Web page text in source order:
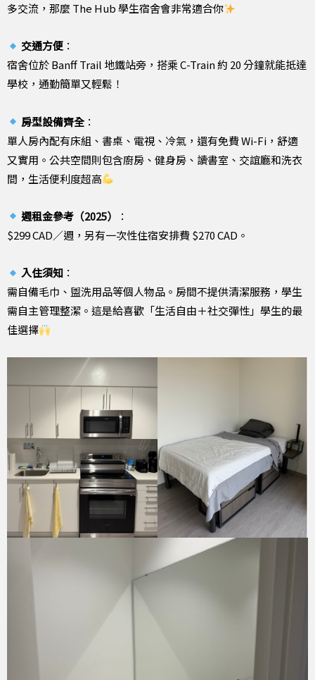
多交流，那麼 The Hub 學生宿舍會非常適合你
交通方便：
宿舍位於 Banff Trail 地鐵站旁，搭乘 C-Train 約 20 分鐘就能抵達
學校，通勤簡單又輕鬆！
房型設備齊全 ：
單人房內配有床組、書桌、電視、冷氣，還有免費 Wi-Fi，舒適
又實用。公共空間則包含廚房、健身房、讀書室、交誼廳和洗衣
間，生活便利度超高
週租金參考（2025）
：
$299 CAD／週，另有一次性住宿安排費 $270 CAD。
入住須知 ：
需自備毛巾、盥洗用品等個人物品。房間不提供清潔服務，學生
需自主管理整潔。這是給喜歡「生活自由＋社交彈性」學生的最
佳選擇